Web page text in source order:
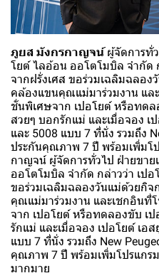
ภูยส มังกรกาญจน์ผู้จัดการทั่ว
โยต์ ไลอ้อน ออโตโมบิล จำกัด
จากฝรั่งเศส ขอร่วมเฉลิมฉลอ
คล้องแขนคุณแม่มาร่วมงาน แล
ชั่นพิเศษจาก เปอโยต์ หรือทด
สวยๆ บอกรักแม่ และเมื่อจอง เ
และ 5008 แบบ 7 ที่นั่ง รวมถึง
ประกันคุณภาพ 7 ปี พร้อมเพิ่มโ
กาญจน์ ผู้จัดการทั่วไป ฝ่ายขาย
ออโตโมบิล จำกัด กล่าวว่า เปอ
ขอร่วมเฉลิมฉลองวันแม่ด้วยกิ
คุณแม่มาร่วมงาน และเชกอินที่
จาก เปอโยต์ หรือทดลองขับ เ
รักแม่ และเมื่อจอง เปอโยต์ เอ
แบบ 7 ที่นั่ง รวมถึง New
คุณภาพ 7 ปี พร้อมเพิ่มโปรแกร
มากมาย